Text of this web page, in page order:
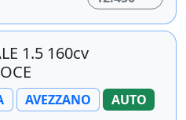
1.5 160cv
AVEZZANO
AUTO